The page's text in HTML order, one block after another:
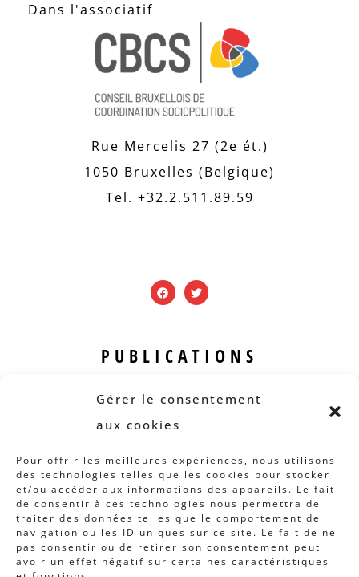
Gérer le consentement
aux cookies
Pour offrir les meilleures expériences, nous utilisons
des technologies telles que les cookies pour stocker
et/ou accéder aux informations des appareils. Le fait
de consentir à ces technologies nous permettra de
traiter des données telles que le comportement de
navigation ou les ID uniques sur ce site. Le fait de ne
pas consentir ou de retirer son consentement peut
avoir un effet négatif sur certaines caractéristiques
Dans l'associatif
Rue Mercelis 27 (2e ét.)
1050 Bruxelles (Belgique)
Tel. +32.2.511.89.59
PUBLICATIONS
Revue B.I.S.
Rapports et analyses
Articles
AUTRES INFOS
Actions
Concertation
Archives